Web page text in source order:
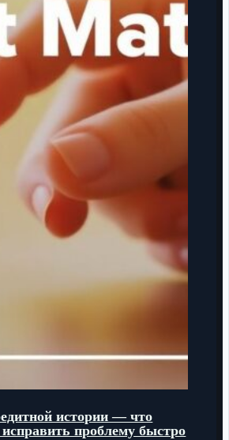
истории — что
проблему быстро